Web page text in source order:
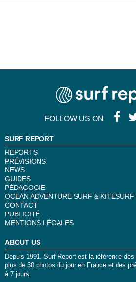
FOLLOW US ON
SURF REPORT
REPORTS
PRÉVISIONS
NEWS
GUIDES
PÉDAGOGIE
OCEAN ADVENTURE SURF & KITESURF
CONTACT
PUBLICITÉ
MENTIONS LÉGALES
ABOUT US
Depuis 1991, Surf Report est la référence
plus de 30 photos du jour en France et des
à 7 jours.